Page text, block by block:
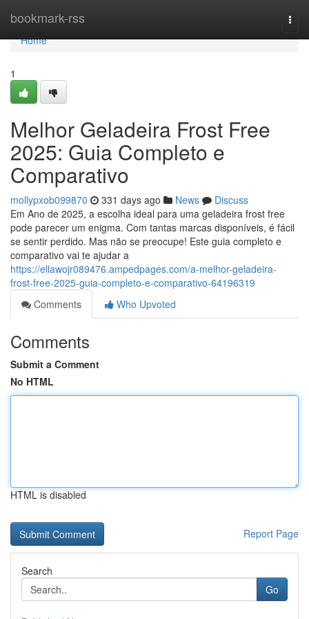
bookmark-rss
Home
Home
1
Melhor Geladeira Frost Free
2025: Guia Completo e
Comparativo
mollypxob099870 331 days ago News
Discuss
Em Ano de 2025, a escolha ideal para uma geladeira frost free
pode parecer um enigma. Com tantas marcas disponíveis, é fácil
se sentir perdido. Mas não se preocupe! Este guia completo e
comparativo vai te ajudar a
https://ellawojr089476.ampedpages.com/a-melhor-geladeira-
frost-free-2025-guia-completo-e-comparativo-64196319
Comments
Who Upvoted
Comments
Submit a Comment
No HTML
HTML is disabled
Report Page
Search
Go